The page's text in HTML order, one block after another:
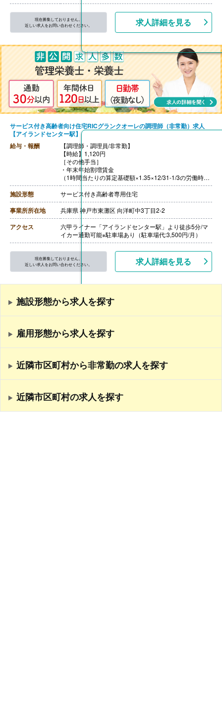
現在募集しておりません。
近しい求人をお問い合わせください。
求人詳細を見る
サービス付き高齢者向け住宅RICグランクオーレの調理師（非常勤）求人
【アイランドセンター駅】
給与・報酬
【調理師・調理員/非常勤】
【時給】1,120円
［その他手当］
・年末年始割増賃金
（1時間当たりの算定基礎額×1.35×12/31-1/3の労働時間
数）
【賞与】年2回（5,000円-15,000円）※前年度実績
【通勤手当】あり（上限30,000円/月）
【昇給】あり（1時間あたり10円-20円）※前年度実績
【退職金】あり※共済加入
施設形態 サービス付き高齢者専用住宅
事業所所在地 兵庫県 神戸市東灘区 向洋町中3丁目2-2
アクセス
六甲ライナー「アイランドセンター駅」より徒歩5分/マ
イカー通勤可能※駐車場あり（駐車場代:3,500円/月）
現在募集しておりません。
近しい求人をお問い合わせください。
求人詳細を見る
施設形態から求人を探す
雇用形態から求人を探す
近隣市区町村から非常勤の求人を探す
近隣市区町村の求人を探す